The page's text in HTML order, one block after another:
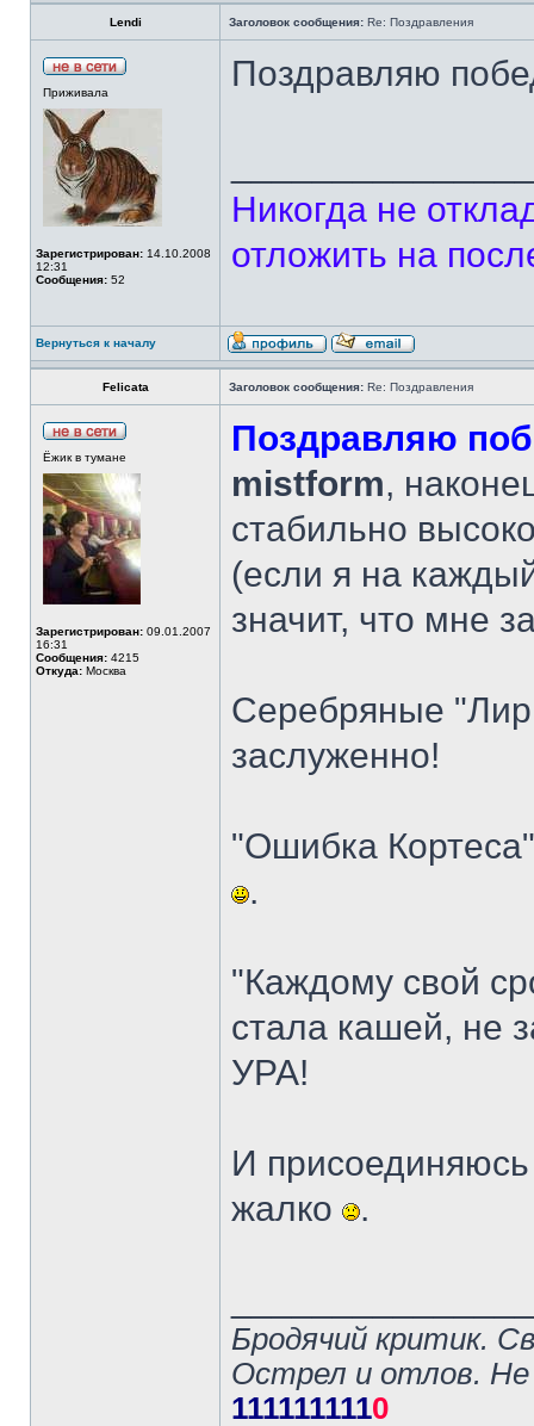
Lendi Заголовок сообщения: Re: Поздравления
Приживала
Зарегистрирован: 14.10.2008
12:31
Сообщения: 52
Поздравляю
Никогда не
отложить на
Вернуться к началу
Felicata Заголовок сообщения: Re: Поздравления
Ёжик в тумане
Зарегистрирован: 09.01.2007
16:31
Сообщения: 4215
Откуда: Москва
Поздравляю
mistform,
стабильно
(если я на
значит, что мне
Серебряные
заслуженно!
"Ошибка
.
"Каждому свой
стала кашей, не
УРА!
И
жалко
.
Бродячий критик.
Острел и отлов. Не
1111111110